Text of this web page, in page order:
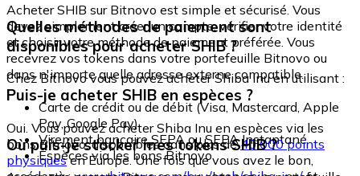
Acheter SHIB sur Bitnovo est simple et sécurisé. Vous
devez simplement créer un compte, vérifier votre identité
et choisir votre méthode de paiement préférée. Vous
recevrez vos tokens dans votre portefeuille Bitnovo ou
dans n'importe quelle adresse externe compatible.
Quelles méthodes de paiement sont
disponibles pour acheter SHIB ?
Chez Bitnovo vous pouvez acheter Shiba Inu en utilisant :
Carte de crédit ou de débit (Visa, Mastercard, Apple
Pay, Google Pay)
Virement bancaire SEPA ou SEPA Instantané
Espèces via les bons Bitnovo
Puis-je acheter SHIB en espèces ?
Oui. Vous pouvez acheter Shiba Inu en espèces via les
bons Bitnovo, disponibles dans plus de40 000 points
physiquesen Europe. Une fois que vous avez le bon,
Où puis-je stocker mes tokens SHIB ?